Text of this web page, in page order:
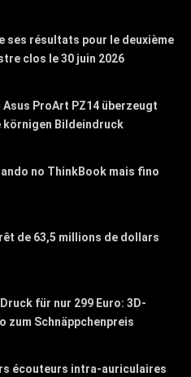
ses résultats pour le deuxième
clos le 30 juin 2026
Asus ProArt PZ14 überzeugt
körnigen Bildeindruck
no ThinkBook mais fino
de 63,5 millions de dollars
für nur 299 Euro: 3D-
zum Schnäppchenpreis
écouteurs intra-auriculaires